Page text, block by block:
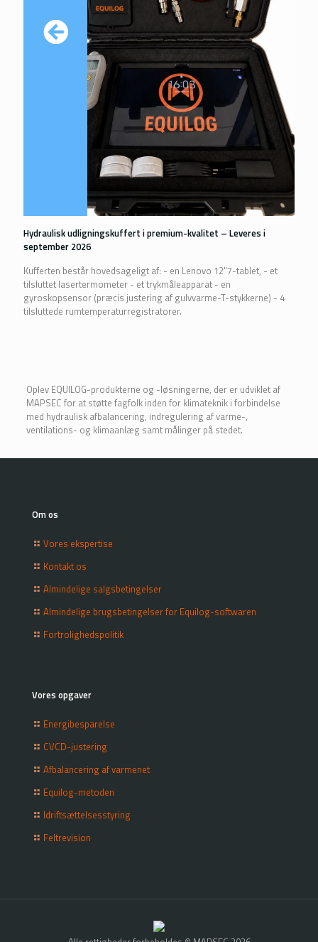
Hydraulisk udligningskuffert i premium-kvalitet – Leveres i
september 2026
Kufferten består hovedsageligt af: - en Lenovo 12"7-tablet, - et
tilsluttet lasertermometer - et trykmåleapparat - en
gyroskopsensor (præcis justering af gulvvarme-T-stykkerne) - 4
tilsluttede rumtemperaturregistratorer.
Oplev EQUILOG-produkterne og -løsningerne, der er udviklet af
MAPSEC for at støtte fagfolk inden for klimateknik i forbindelse
med hydraulisk afbalancering, indregulering af varme-,
ventilations- og klimaanlæg samt målinger på stedet.
Om os
Vores ekspertise
Kontakt os
Almindelige salgsbetingelser
Almindelige brugsbetingelser for Equilog-softwaren
Fortrolighedspolitik
Vores opgaver
Energibesparelse
CVCD-justering
Afbalancering af varmenet
Equilog-metoden
Idriftsættelsesstyring
Feltrevision